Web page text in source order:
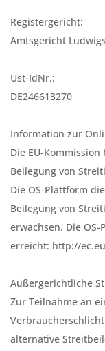
Registergericht:
Amtsgericht
Ust-IdNr.:
DE246613270
Information zur
Die EU-
Beilegung von
Die OS-Plattform
Beilegung von
erwachsen. Die
erreicht: http://
Außergerichtliche
Zur Teilnahme an
alternative